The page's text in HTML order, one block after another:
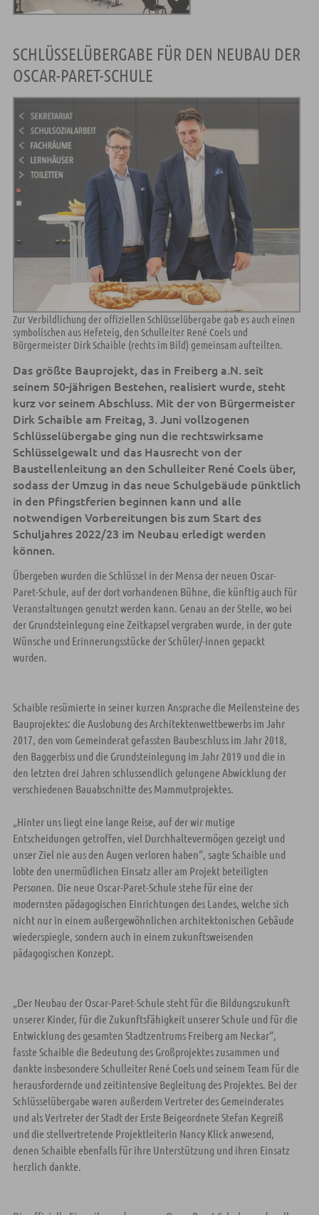
SCHLÜSSELÜBERGABE FÜR DEN NEUBAU DER
OSCAR-PARET-SCHULE
Zur Verbildlichung der offiziellen Schlüsselübergabe gab es auch einen
symbolischen aus Hefeteig, den Schulleiter René Coels und
Bürgermeister Dirk Schaible (rechts im Bild) gemeinsam aufteilten.
Das größte Bauprojekt, das in Freiberg a.N. seit
seinem 50-jährigen Bestehen, realisiert wurde, steht
kurz vor seinem Abschluss. Mit der von Bürgermeister
Dirk Schaible am Freitag, 3. Juni vollzogenen
Schlüsselübergabe ging nun die rechtswirksame
Schlüsselgewalt und das Hausrecht von der
Baustellenleitung an den Schulleiter René Coels über,
sodass der Umzug in das neue Schulgebäude pünktlich
in den Pfingstferien beginnen kann und alle
notwendigen Vorbereitungen bis zum Start des
Schuljahres 2022/23 im Neubau erledigt werden
können.
Übergeben wurden die Schlüssel in der Mensa der neuen Oscar-
Paret-Schule, auf der dort vorhandenen Bühne, die künftig auch für
Veranstaltungen genutzt werden kann. Genau an der Stelle, wo bei
der Grundsteinlegung eine Zeitkapsel vergraben wurde, in der gute
Wünsche und Erinnerungsstücke der Schüler/-innen gepackt
wurden.
Schaible resümierte in seiner kurzen Ansprache die Meilensteine des
Bauprojektes: die Auslobung des Architektenwettbewerbs im Jahr
2017, den vom Gemeinderat gefassten Baubeschluss im Jahr 2018,
den Baggerbiss und die Grundsteinlegung im Jahr 2019 und die in
den letzten drei Jahren schlussendlich gelungene Abwicklung der
verschiedenen Bauabschnitte des Mammutprojektes.
„Hinter uns liegt eine lange Reise, auf der wir mutige
Entscheidungen getroffen, viel Durchhaltevermögen gezeigt und
unser Ziel nie aus den Augen verloren haben“, sagte Schaible und
lobte den unermüdlichen Einsatz aller am Projekt beteiligten
Personen. Die neue Oscar-Paret-Schule stehe für eine der
modernsten pädagogischen Einrichtungen des Landes, welche sich
nicht nur in einem außergewöhnlichen architektonischen Gebäude
wiederspiegle, sondern auch in einem zukunftsweisenden
pädagogischen Konzept.
„Der Neubau der Oscar-Paret-Schule steht für die Bildungszukunft
unserer Kinder, für die Zukunftsfähigkeit unserer Schule und für die
Entwicklung des gesamten Stadtzentrums Freiberg am Neckar“,
fasste Schaible die Bedeutung des Großprojektes zusammen und
dankte insbesondere Schulleiter René Coels und seinem Team für die
herausfordernde und zeitintensive Begleitung des Projektes. Bei der
Schlüsselübergabe waren außerdem Vertreter des Gemeinderates
und als Vertreter der Stadt der Erste Beigeordnete Stefan Kegreiß
und die stellvertretende Projektleiterin Nancy Klick anwesend,
denen Schaible ebenfalls für ihre Unterstützung und ihren Einsatz
herzlich dankte.